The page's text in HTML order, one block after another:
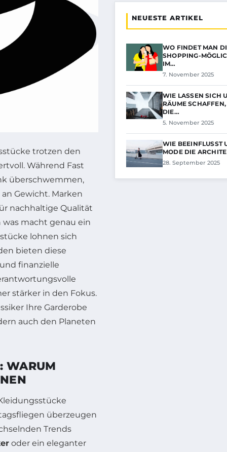
trotzen den
Während Fast
überschwemmen,
Gewicht. Marken
nachhaltige Qualität
was macht genau ein
lohnen sich
bieten diese
finanzielle
stärker in den Fokus.
Ihre Garderobe
auch den Planeten
WARUM
überzeugen
Trends
oder ein eleganter
NEUESTE ARTIKEL
WO FINDET MAN
SHOPPING-
IM…
7. November 2025
WIE LASSEN SICH
RÄUME
DIE…
5. November 2025
WIE BEEINFLUSST
MODE DIE
28. September 2025